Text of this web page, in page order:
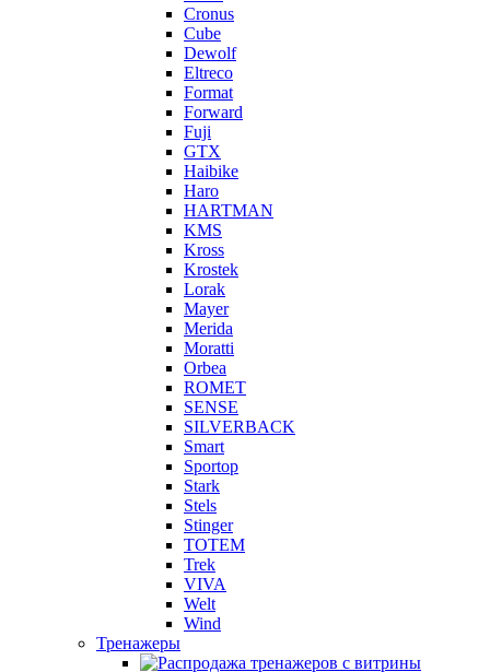
Cronus
Cube
Dewolf
Eltreco
Format
Forward
Fuji
GTX
Haibike
Haro
HARTMAN
KMS
Kross
Krostek
Lorak
Mayer
Merida
Moratti
Orbea
ROMET
SENSE
SILVERBACK
Smart
Sportop
Stark
Stels
Stinger
TOTEM
Trek
VIVA
Welt
Wind
Тренажеры